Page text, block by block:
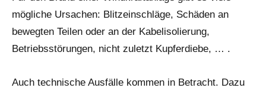
mögliche Ursachen: Blitzeinschläge, Schäden an
bewegten Teilen oder an der Kabelisolierung,
Betriebsstörungen, nicht zuletzt Kupferdiebe, … .
Auch technische Ausfälle kommen in Betracht. Dazu